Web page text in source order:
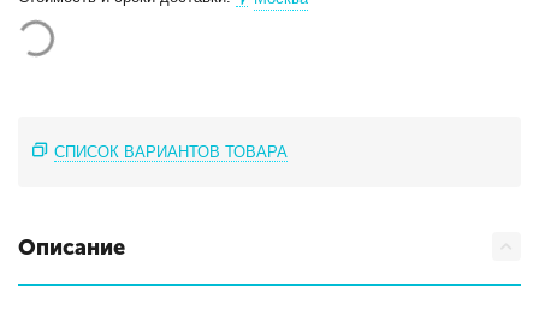
СПИСОК ВАРИАНТОВ ТОВАРА
Описание